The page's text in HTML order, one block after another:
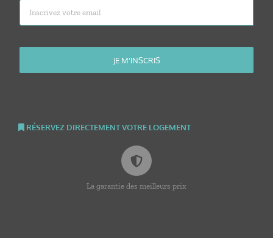
RÉSERVEZ DIRECTEMENT VOTRE LOGEMENT
La garantie des meilleurs prix